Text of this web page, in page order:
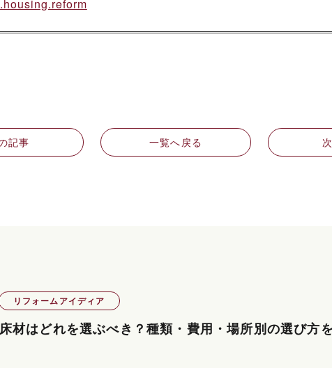
記事 一覧へ戻る
リフォームアイディア
材はどれを選ぶべき？種類・費用・場所別の選び方